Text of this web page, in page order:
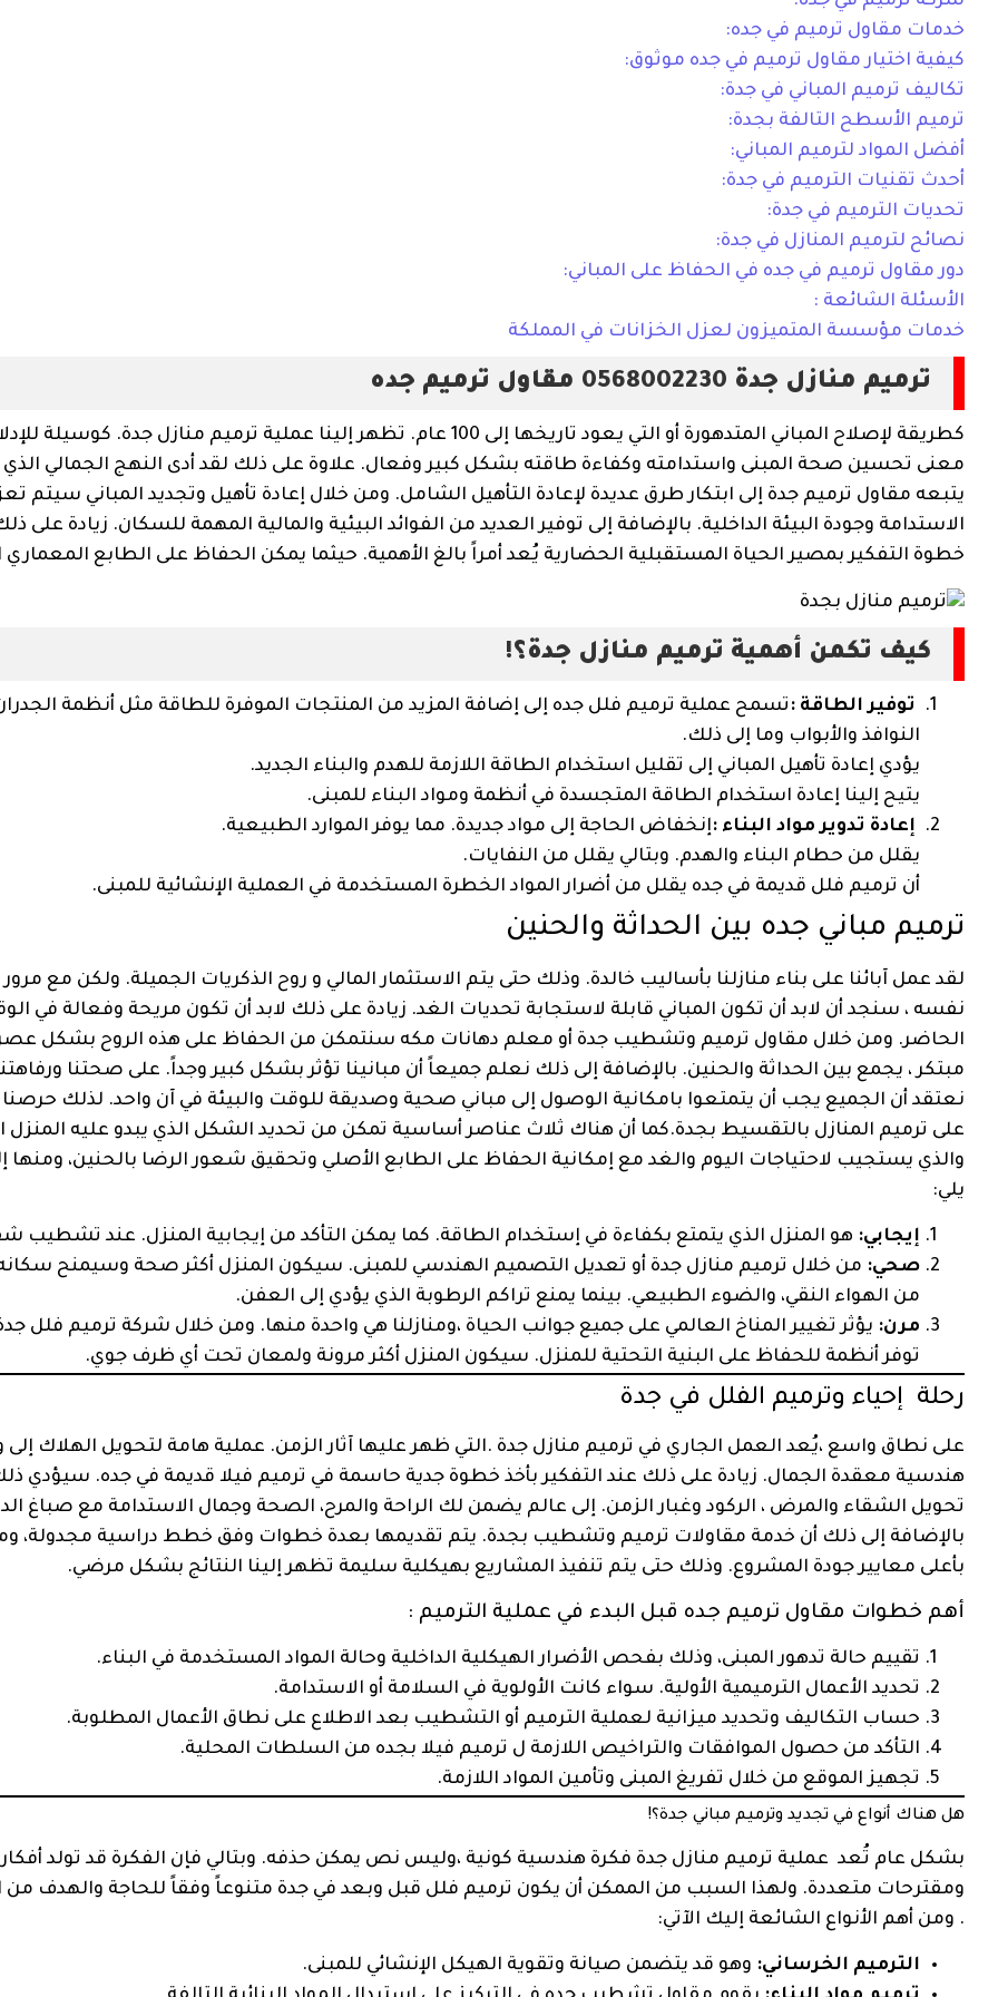
خدمات مقاول ترميم في جده:
كيفية اختيار مقاول ترميم في جده موثوق:
تكاليف ترميم المباني في جدة:
ترميم الأسطح التالفة بجدة:
أفضل المواد لترميم المباني:
أحدث تقنيات الترميم في جدة:
تحديات الترميم في جدة:
نصائح لترميم المنازل في جدة:
دور مقاول ترميم في جده في الحفاظ على المباني:
الأسئلة الشائعة :
خدمات مؤسسة المتميزون لعزل الخزانات في المملكة
ترميم منازل جدة 0568002230 مقاول ترميم جده
كطريقة لإصلاح المباني المتدهورة أو التي يعود تاريخها إلى 100 عام. تظهر إلينا عملية ترميم منازل جدة. كوسيلة
معنى تحسين صحة المبنى واستدامته وكفاءة طاقته بشكل كبير وفعال. علاوة على ذلك لقد أدى النهج الجمالي الذي
يتبعه مقاول ترميم جدة إلى ابتكار طرق عديدة لإعادة التأهيل الشامل. ومن خلال إعادة تأهيل وتجديد المباني سيتم
الاستدامة وجودة البيئة الداخلية. بالإضافة إلى توفير العديد من الفوائد البيئية والمالية المهمة للسكان. زيادة على
خطوة التفكير بمصير الحياة المستقبلية الحضارية يُعد أمراً بالغ الأهمية. حيثما يمكن الحفاظ على الطابع المعماري
كيف تكمن أهمية ترميم منازل جدة؟!
توفير الطاقة : تسمح عملية ترميم فلل جده إلى إضافة المزيد من المنتجات الموفرة للطاقة مثل أنظمة
النوافذ والأبواب وما إلى ذلك.
يؤدي إعادة تأهيل المباني إلى تقليل استخدام الطاقة اللازمة للهدم والبناء الجديد.
يتيح إلينا إعادة استخدام الطاقة المتجسدة في أنظمة ومواد البناء للمبنى.
إعادة تدوير مواد البناء :إنخفاض الحاجة إلى مواد جديدة. مما يوفر الموارد الطبيعية.
يقلل من حطام البناء والهدم. وبتالي يقلل من النفايات.
أن ترميم فلل قديمة في جده يقلل من أضرار المواد الخطرة المستخدمة في العملية الإنشائية للمبنى.
ترميم مباني جده بين الحداثة والحنين
لقد عمل آبائنا على بناء منازلنا بأساليب خالدة. وذلك حتى يتم الاستثمار المالي و روح الذكريات الجميلة. ولكن مع
نفسه ، سنجد أن لابد أن تكون المباني قابلة لاستجابة تحديات الغد. زيادة على ذلك لابد أن تكون مريحة وفعالة في
الحاضر. ومن خلال مقاول ترميم وتشطيب جدة أو معلم دهانات مكه سنتمكن من الحفاظ على هذه الروح بشكل
مبتكر ، يجمع بين الحداثة والحنين. بالإضافة إلى ذلك نعلم جميعاً أن مبانينا تؤثر بشكل كبير وجداً. على صحتنا
نعتقد أن الجميع يجب أن يتمتعوا بامكانية الوصول إلى مباني صحية وصديقة للوقت والبيئة في آن واحد. لذلك حرصنا
على ترميم المنازل بالتقسيط بجدة.كما أن هناك ثلاث عناصر أساسية تمكن من تحديد الشكل الذي يبدو عليه المنزل
والذي يستجيب لاحتياجات اليوم والغد مع إمكانية الحفاظ على الطابع الأصلي وتحقيق شعور الرضا بالحنين، ومنها
يلي:
إيجابي: هو المنزل الذي يتمتع بكفاءة في إستخدام الطاقة. كما يمكن التأكد من إيجابية المنزل. عند تشطيب
صحي: من خلال ترميم منازل جدة أو تعديل التصميم الهندسي للمبنى. سيكون المنزل أكثر صحة وسيمنح سكانه
من الهواء النقي، والضوء الطبيعي. بينما يمنع تراكم الرطوبة الذي يؤدي إلى العفن.
مرن: يؤثر تغيير المناخ العالمي على جميع جوانب الحياة ،ومنازلنا هي واحدة منها. ومن خلال شركة ترميم فلل
توفر أنظمة للحفاظ على البنية التحتية للمنزل. سيكون المنزل أكثر مرونة ولمعان تحت أي ظرف جوي.
رحلة إحياء وترميم الفلل في جدة
على نطاق واسع ،يُعد العمل الجاري في ترميم منازل جدة .التي ظهر عليها آثار الزمن. عملية هامة لتحويل الهلاك إلى
هندسية معقدة الجمال. زيادة على ذلك عند التفكير بأخذ خطوة جدية حاسمة في ترميم فيلا قديمة في جده. سيؤدي
تحويل الشقاء والمرض ، الركود وغبار الزمن. إلى عالم يضمن لك الراحة والمرح، الصحة وجمال الاستدامة مع صباغ
بالإضافة إلى ذلك أن خدمة مقاولات ترميم وتشطيب بجدة. يتم تقديمها بعدة خطوات وفق خطط دراسية مجدولة،
بأعلى معايير جودة المشروع. وذلك حتى يتم تنفيذ المشاريع بهيكلية سليمة تظهر إلينا النتائج بشكل مرضي.
أهم خطوات مقاول ترميم جده قبل البدء في عملية الترميم :
تقييم حالة تدهور المبنى، وذلك بفحص الأضرار الهيكلية الداخلية وحالة المواد المستخدمة في البناء.
تحديد الأعمال الترميمية الأولية. سواء كانت الأولوية في السلامة أو الاستدامة.
حساب التكاليف وتحديد ميزانية لعملية الترميم أو التشطيب بعد الاطلاع على نطاق الأعمال المطلوبة.
التأكد من حصول الموافقات والتراخيص اللازمة ل ترميم فيلا بجده من السلطات المحلية.
تجهيز الموقع من خلال تفريغ المبنى وتأمين المواد اللازمة.
هل هناك أنواع في تجديد وترميم مباني جدة؟!
بشكل عام تُعد عملية ترميم منازل جدة فكرة هندسية كونية ،وليس نص يمكن حذفه. وبتالي فإن الفكرة قد تولد أفكار
ومقترحات متعددة. ولهذا السبب من الممكن أن يكون ترميم فلل قبل وبعد في جدة متنوعاً وفقاً للحاجة والهدف من
. ومن أهم الأنواع الشائعة إليك الآتي:
الترميم الخرساني: وهو قد يتضمن صيانة وتقوية الهيكل الإنشائي للمبنى.